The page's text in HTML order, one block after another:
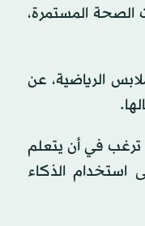
المستمرة،
الرياضية، عن
ترغب في أن يتعلم
الذكاء